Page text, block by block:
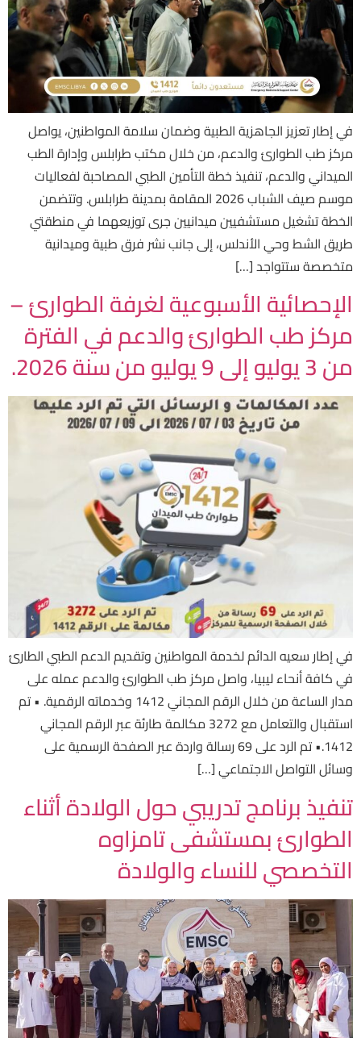
في إطار تعزيز الجاهزية الطبية وضمان سلامة المواطنين، يواصل
مركز طب الطوارئ والدعم، من خلال مكتب طرابلس وإدارة الطب
الميداني والدعم، تنفيذ خطة التأمين الطبي المصاحبة لفعاليات
موسم صيف الشباب 2026 المقامة بمدينة طرابلس. وتتضمن
الخطة تشغيل مستشفيين ميدانيين جرى توزيعهما في منطقتي
طريق الشط وحي الأندلس، إلى جانب نشر فرق طبية وميدانية
متخصصة ستتواجد […]
الإحصائية الأسبوعية لغرفة الطوارئ –
مركز طب الطوارئ والدعم في الفترة
من 3 يوليو إلى 9 يوليو من سنة 2026.
في إطار سعيه الدائم لخدمة المواطنين وتقديم الدعم الطبي الطارئ
في كافة أنحاء ليبيا، واصل مركز طب الطوارئ والدعم عمله على
مدار الساعة من خلال الرقم المجاني 1412 وخدماته الرقمية. • تم
استقبال والتعامل مع 3272 مكالمة طارئة عبر الرقم المجاني
1412.• تم الرد على 69 رسالة واردة عبر الصفحة الرسمية على
وسائل التواصل الاجتماعي […]
تنفيذ برنامج تدريبي حول الولادة أثناء
الطوارئ بمستشفى تامزاوه
التخصصي للنساء والولادة